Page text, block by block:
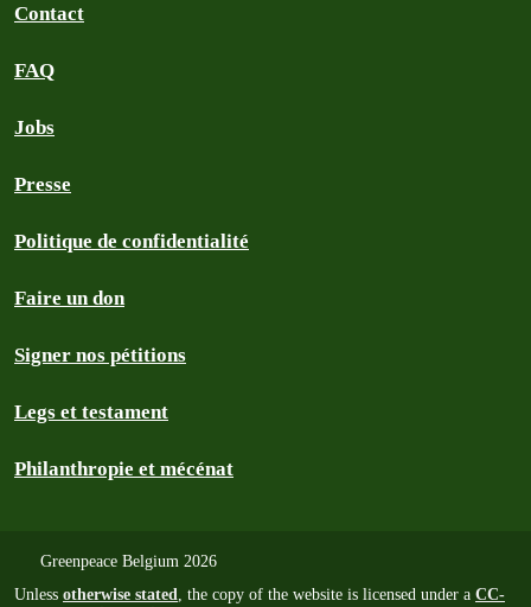
Contact
FAQ
Jobs
Presse
Politique de confidentialité
Faire un don
Signer nos pétitions
Legs et testament
Philanthropie et mécénat
Greenpeace Belgium 2026
Unless otherwise stated , the copy of the website is licensed under a CC-